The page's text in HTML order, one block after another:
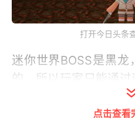
打开今日头条
迷你世界BOSS是黑
的，所以玩家只能通过
而一开始的远程武器
玩家如果能够使用最
点击查看